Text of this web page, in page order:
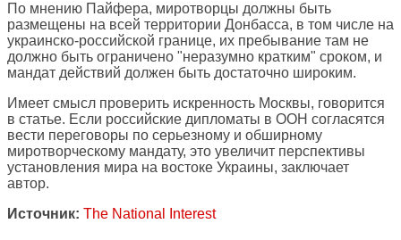
По мнению Пайфера, миротворцы должны быть
размещены на всей территории Донбасса, в том числе на
украинско-российской границе, их пребывание там не
должно быть ограничено "неразумно кратким" сроком, и
мандат действий должен быть достаточно широким.
Имеет смысл проверить искренность Москвы, говорится
в статье. Если российские дипломаты в ООН согласятся
вести переговоры по серьезному и обширному
миротворческому мандату, это увеличит перспективы
установления мира на востоке Украины, заключает
автор.
Источник: The National Interest